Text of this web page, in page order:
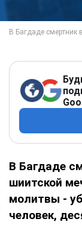
В Багдаде
шиитской
молитвы -
человек,